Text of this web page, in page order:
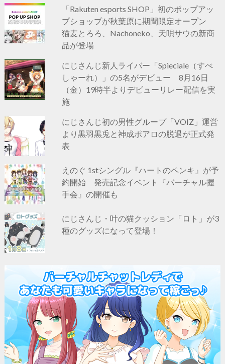
「Rakuten esports SHOP」初のポップアッ
プショップが秋葉原に期間限定オープン
猫麦とろろ、Nachoneko、天唄サウの新商
品が登場
にじさんじ新人ライバー「Spieciale（すぺ
しゃーれ）」の5名がデビュー 8月16日
（金）19時半よりデビューリレー配信を実
施
にじさんじ初の男性グループ「VOIZ」運営
より黒羽黒兎と神成ポアロの脱退が正式発
表
えのぐ 1stシングル『ハートのペンキ』が予
約開始 発売記念イベント『バーチャル握
手会』の開催も
にじさんじ・叶の猫クッション「ロト」が3
種のグッズになって登場！